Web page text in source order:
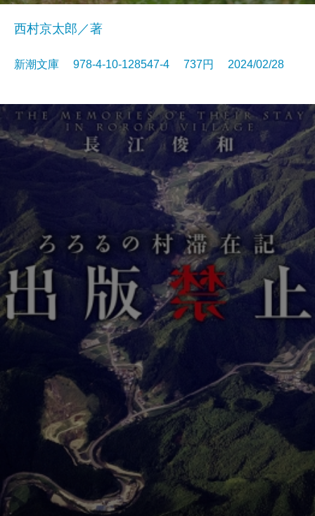
西村京太郎／著
新潮文庫 978-4-10-128547-4 737円 2024/02/28